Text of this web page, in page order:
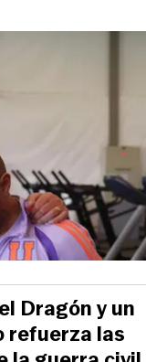
Dragón y un
refuerza las